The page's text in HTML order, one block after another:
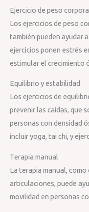
Ejercicio de peso
Los ejercicios de peso
también pueden ayudar
ejercicios ponen estrés
estimular el crecimiento
Equilibrio y estabilidad
Los ejercicios de
prevenir las caídas, que
personas con densidad
incluir yoga, tai chi, y
Terapia manual
La terapia manual,
articulaciones, puede
movilidad en personas